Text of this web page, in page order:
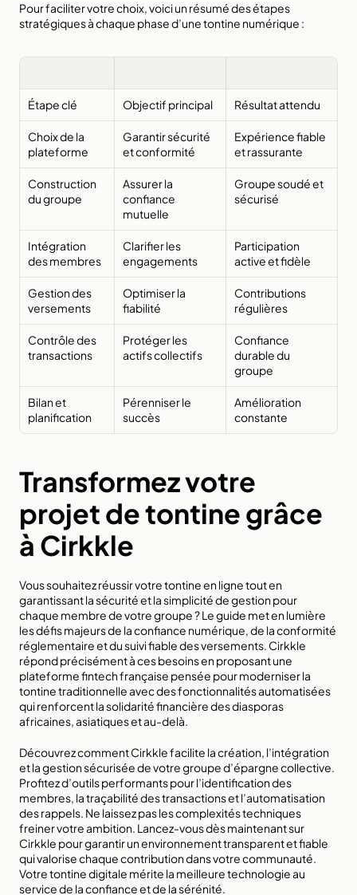
Pour faciliter votre choix, voici un résumé des étapes
stratégiques à chaque phase d’une tontine numérique :
Étape clé Objectif principal Résultat attendu
Choix de la
plateforme
Garantir sécurité
et conformité
Expérience fiable
et rassurante
Construction
du groupe
Assurer la
confiance
mutuelle
Groupe soudé et
sécurisé
Intégration
des membres
Clarifier les
engagements
Participation
active et fidèle
Gestion des
versements
Optimiser la
fiabilité
Contributions
régulières
Contrôle des
transactions
Protéger les
actifs collectifs
Confiance
durable du
groupe
Bilan et
planification
Pérenniser le
succès
Amélioration
constante
Transformez votre
projet de tontine grâce
à Cirkkle
Vous souhaitez réussir votre tontine en ligne tout en
garantissant la sécurité et la simplicité de gestion pour
chaque membre de votre groupe ? Le guide met en lumière
les défis majeurs de la confiance numérique, de la conformité
réglementaire et du suivi fiable des versements. Cirkkle
répond précisément à ces besoins en proposant une
plateforme fintech française pensée pour moderniser la
tontine traditionnelle avec des fonctionnalités automatisées
qui renforcent la solidarité financière des diasporas
africaines, asiatiques et au-delà.
Découvrez comment Cirkkle facilite la création, l’intégration
et la gestion sécurisée de votre groupe d’épargne collective.
Profitez d’outils performants pour l’identification des
membres, la traçabilité des transactions et l’automatisation
des rappels. Ne laissez pas les complexités techniques
freiner votre ambition. Lancez-vous dès maintenant sur
Cirkkle pour garantir un environnement transparent et fiable
qui valorise chaque contribution dans votre communauté.
Votre tontine digitale mérite la meilleure technologie au
service de la confiance et de la sérénité.